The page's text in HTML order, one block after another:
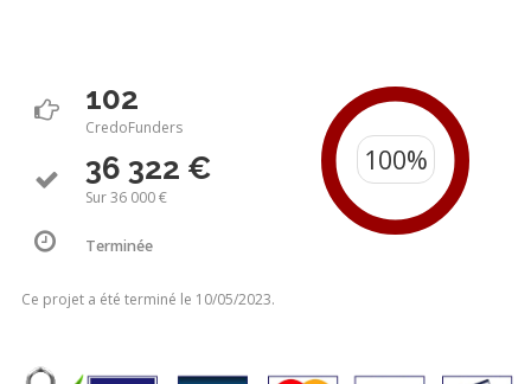
102
CredoFunders
36 322 €
Sur 36 000 €
Terminée
Ce projet a été terminé le 10/05/2023.